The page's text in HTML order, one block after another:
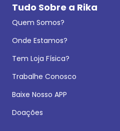
Tudo Sobre a Rika
Quem Somos?
Onde Estamos?
Tem Loja Física?
Trabalhe Conosco
Baixe Nosso APP
Doações